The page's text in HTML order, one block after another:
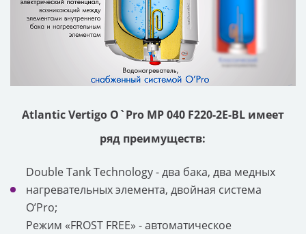
Atlantic Vertigo O`Pro MP 040 F220-2E-BL имеет
ряд преимуществ:
Double Tank Technology - два бака, два медных
нагревательных элемента, двойная система
O’Pro;
Режим «FROST FREE» - автоматическое